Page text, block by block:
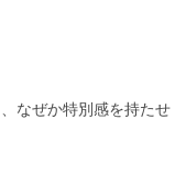
なぜか特別感を持たせ